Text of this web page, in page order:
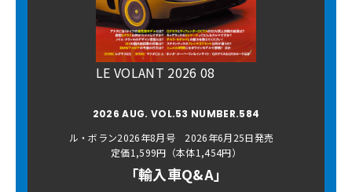
LE VOLANT 2026 08
2026 AUG. VOL.53 NUMBER.584
ル・ボラン2026年8月号 2026年6月25日発売
定価1,599円（本体1,454円）
「輸入車Q&A」